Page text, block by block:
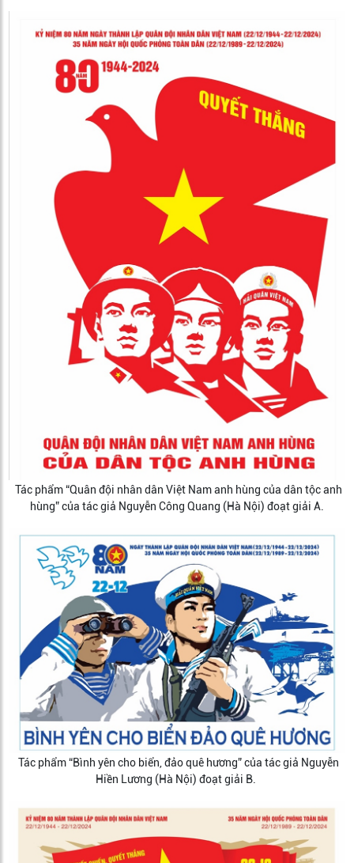
Tác phẩm “Quân đội nhân dân Việt Nam anh hùng của dân tộc anh
hùng” của tác giả Nguyễn Công Quang (Hà Nội) đoạt giải A.
Tác phẩm “Bình yên cho biển, đảo quê hương” của tác giả Nguyễn
Hiền Lương (Hà Nội) đoạt giải B.